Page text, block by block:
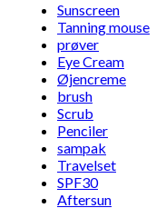
Sunscreen
Tanning mouse
prøver
Eye Cream
Øjencreme
brush
Scrub
Penciler
sampak
Travelset
SPF30
Aftersun